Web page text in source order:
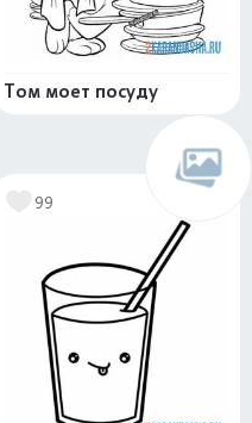
Том моет посуду
99